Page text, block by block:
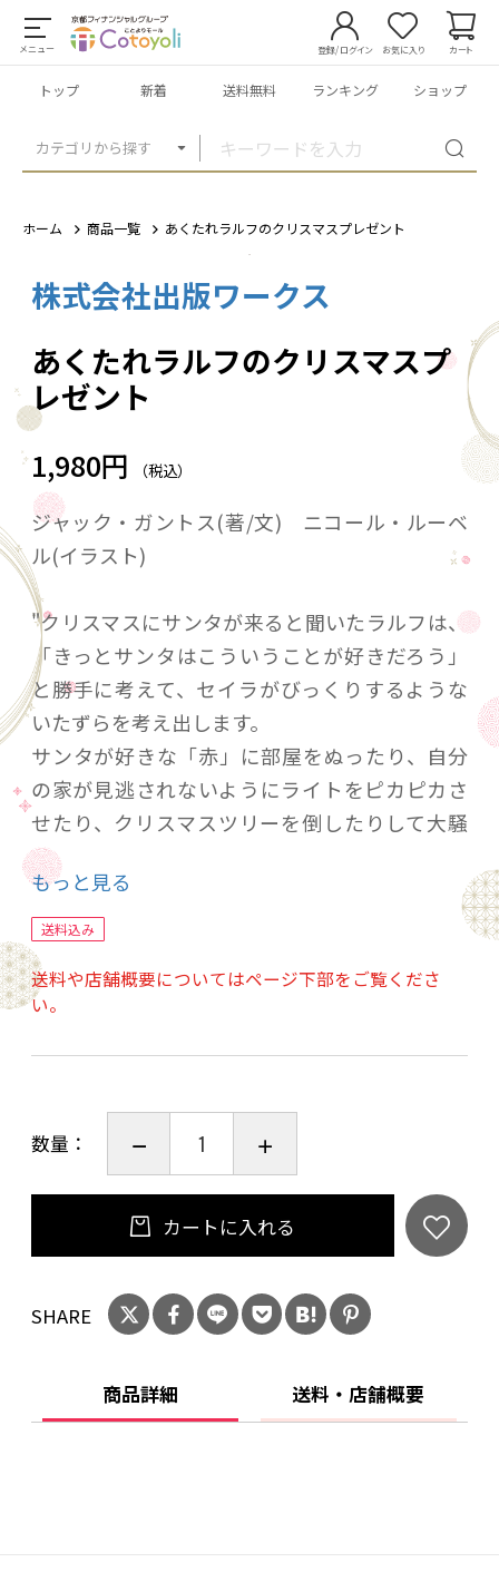
メニュー
カテゴリから探す
登録/ログイン お気に入り カート
トップ 新着 送料無料 ランキング ショップ
ホーム 商品一覧 あくたれラルフのクリスマスプレゼント
株式会社出版ワークス
あくたれラルフのクリスマスプ
レゼント
1,980円 （税込）
ジャック・ガントス(著/文) ニコール・ルーベ
ル(イラスト)
"クリスマスにサンタが来ると聞いたラルフは、
「きっとサンタはこういうことが好きだろう」
と勝手に考えて、セイラがびっくりするような
いたずらを考え出します。
サンタが好きな「赤」に部屋をぬったり、自分
の家が見逃されないようにライトをピカピカさ
せたり、クリスマスツリーを倒したりして大騒
ぎ！でもセイラはそんなラルフを見放しませ
ん。「あなたのことが大すきよ」という気持ち
を子どもたちに伝えられる素敵な一冊です。"
もっと見る
送料込み
送料や店舗概要についてはページ下部をご覧くださ
い。
数量：
カートに入れる
SHARE
商品詳細 送料・店舗概要